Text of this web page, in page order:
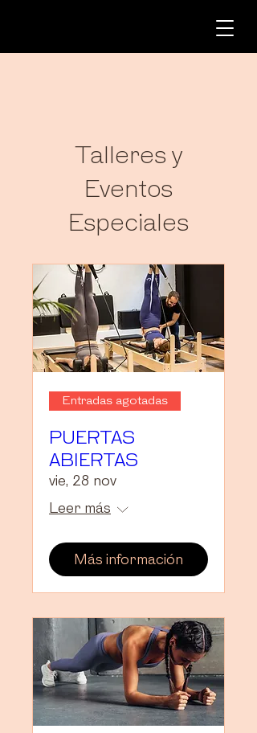
Talleres y
Eventos
Especiales
Entradas agotadas
PUERTAS
ABIERTAS
vie, 28 nov
Leer más
Más información